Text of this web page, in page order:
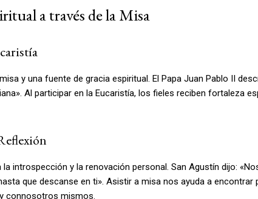
a través de la Misa
y una fuente de gracia espiritual. El Papa Juan Pablo II
Al participar en la Eucaristía, los fieles reciben fortaleza
introspección y la renovación personal. San Agustín dijo:
que descanse en ti». Asistir a misa nos ayuda a encontrar
connosotros mismos.